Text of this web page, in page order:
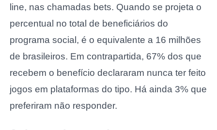
line, nas chamadas bets. Quando se projeta o
percentual no total de beneficiários do
programa social, é o equivalente a 16 milhões
de brasileiros. Em contrapartida, 67% dos que
recebem o benefício declararam nunca ter feito
jogos em plataformas do tipo. Há ainda 3% que
preferiram não responder.